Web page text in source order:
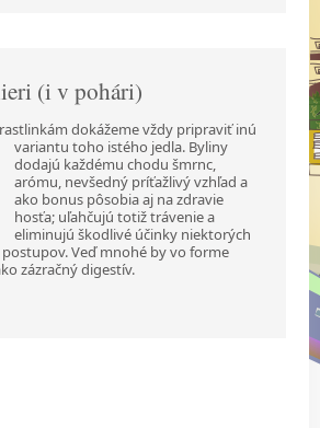
(i v pohári)
dokážeme vždy pripraviť inú
variantu toho istého jedla. Byliny
dodajú každému chodu šmrnc,
arómu, nevšedný príťažlivý vzhľad a
ako bonus pôsobia aj na zdravie
hosťa; uľahčujú totiž trávenie a
eliminujú škodlivé účinky niektorých
Veď mnohé by vo forme
zázračný digestív.